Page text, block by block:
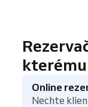
Online
Nechte